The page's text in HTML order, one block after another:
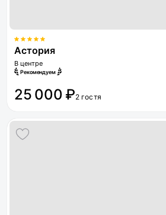
Астория
В центре
Рекомендуем
25 000 ₽2 гостя